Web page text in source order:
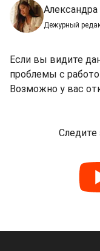
Дежурный
Если вы видите
проблемы с
Возможно у вас
Следите